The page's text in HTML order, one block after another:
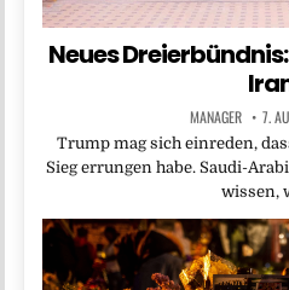
Neues
MANAGER 7.
Trump mag sich einreden,
Sieg errungen habe. Saudi-
wissen,